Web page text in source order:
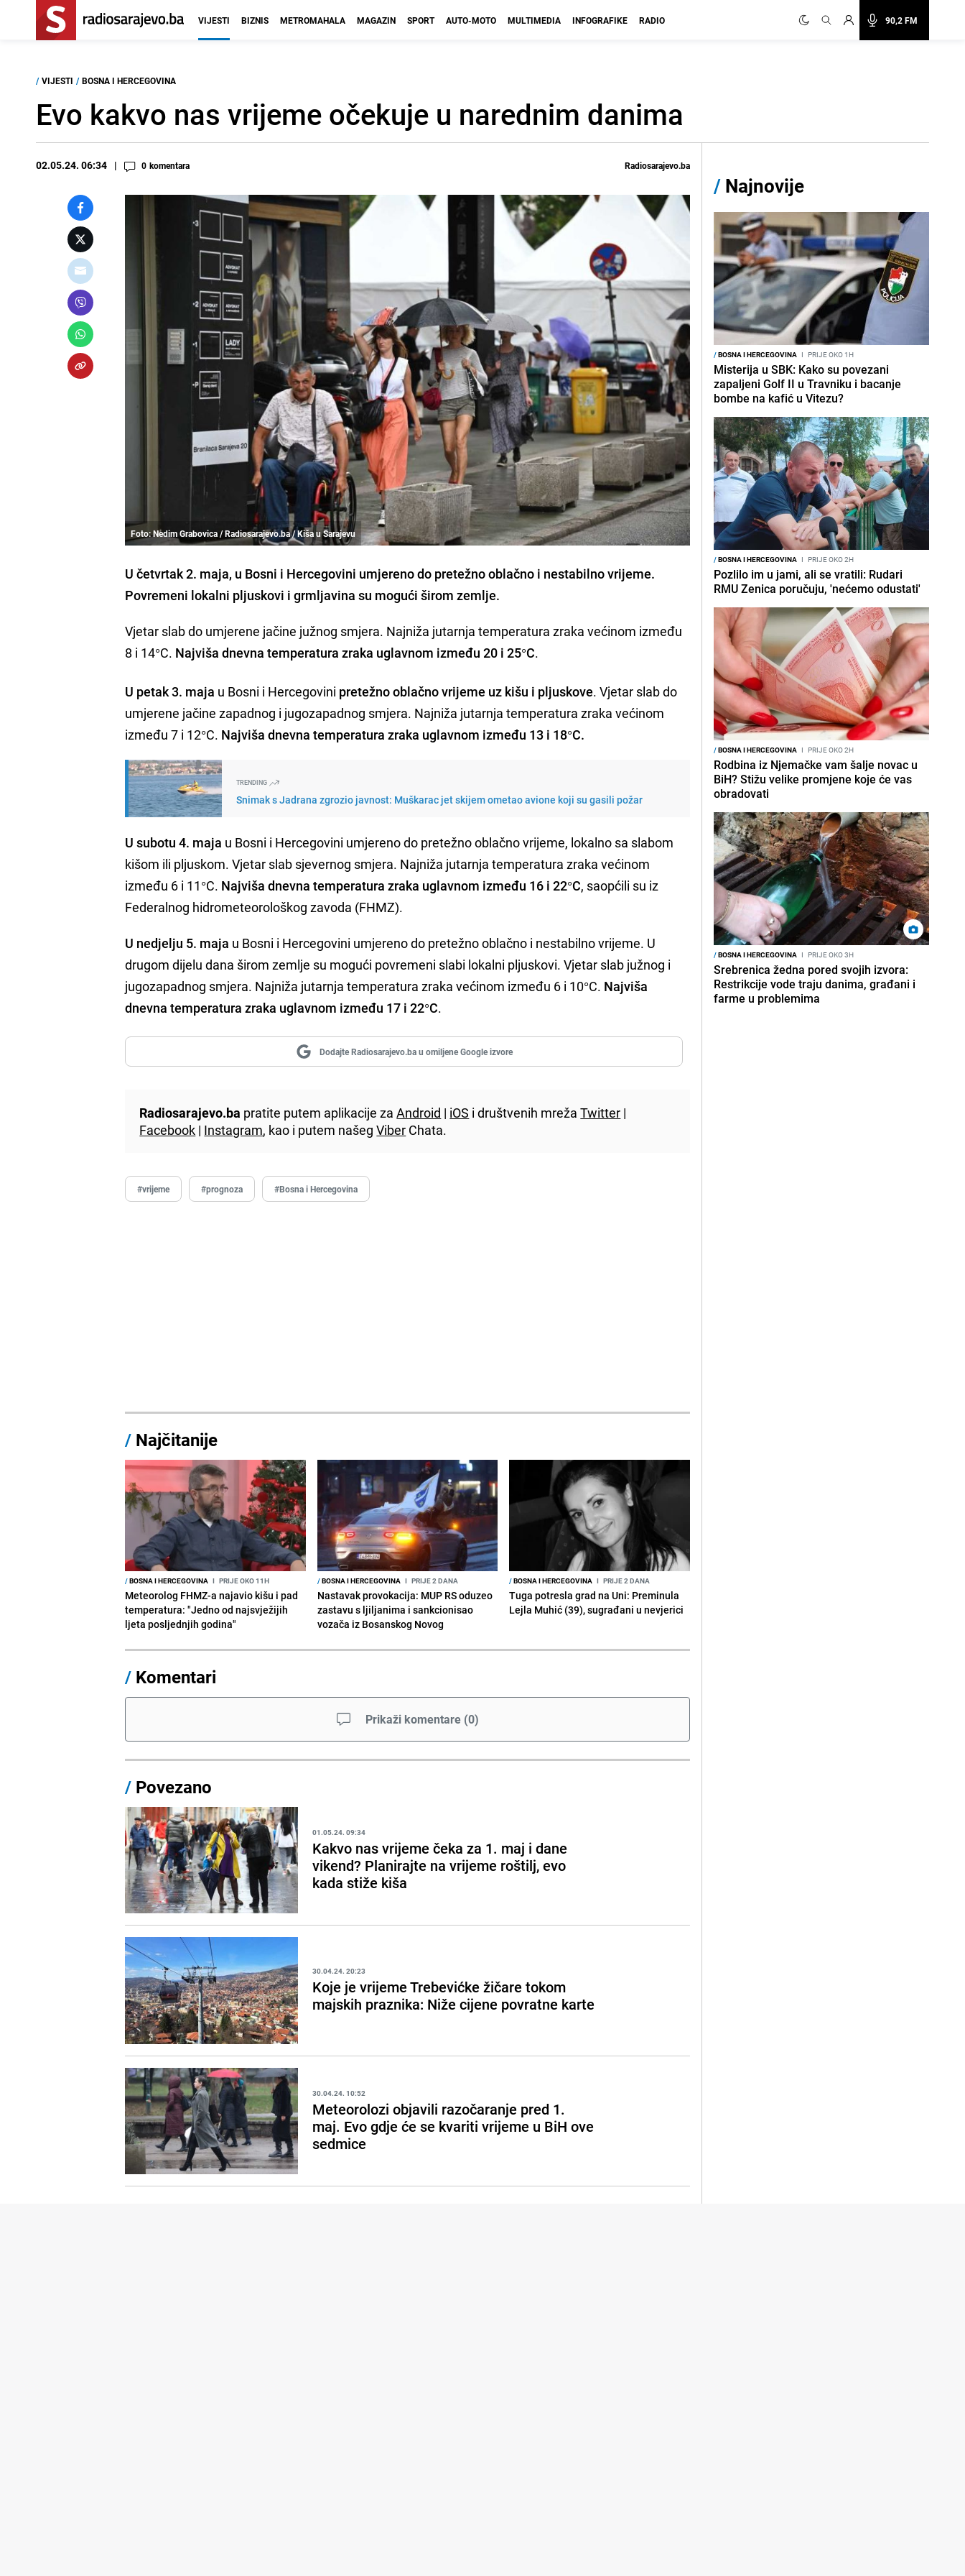
90,2 FM
VIJESTI BIZNIS METROMAHALA MAGAZIN SPORT AUTO-MOTO MULTIMEDIA INFOGRAFIKE RADIO
/ VIJESTI / BOSNA I HERCEGOVINA
Evo kakvo nas vrijeme očekuje u narednim danima
02.05.24. 06:34 0 komentara Radiosarajevo.ba
Foto: Nedim Grabovica / Radiosarajevo.ba / Kiša u Sarajevu
U četvrtak 2. maja, u Bosni i Hercegovini umjereno do pretežno oblačno i nestabilno vrijeme.
Povremeni lokalni pljuskovi i grmljavina su mogući širom zemlje.
Vjetar slab do umjerene jačine južnog smjera. Najniža jutarnja temperatura zraka većinom između
8 i 14°C. Najviša dnevna temperatura zraka uglavnom između 20 i 25°C.
U petak 3. maja u Bosni i Hercegovini pretežno oblačno vrijeme uz kišu i pljuskove. Vjetar slab do
umjerene jačine zapadnog i jugozapadnog smjera. Najniža jutarnja temperatura zraka većinom
između 7 i 12°C. Najviša dnevna temperatura zraka uglavnom između 13 i 18°C.
TRENDING
Snimak s Jadrana zgrozio javnost: Muškarac jet skijem ometao avione koji su gasili požar
U subotu 4. maja u Bosni i Hercegovini umjereno do pretežno oblačno vrijeme, lokalno sa slabom
kišom ili pljuskom. Vjetar slab sjevernog smjera. Najniža jutarnja temperatura zraka većinom
između 6 i 11°C. Najviša dnevna temperatura zraka uglavnom između 16 i 22°C, saopćili su iz
Federalnog hidrometeorološkog zavoda (FHMZ).
U nedjelju 5. maja u Bosni i Hercegovini umjereno do pretežno oblačno i nestabilno vrijeme. U
drugom dijelu dana širom zemlje su mogući povremeni slabi lokalni pljuskovi. Vjetar slab južnog i
jugozapadnog smjera. Najniža jutarnja temperatura zraka većinom između 6 i 10°C. Najviša
dnevna temperatura zraka uglavnom između 17 i 22°C.
Dodajte Radiosarajevo.ba u omiljene Google izvore
Radiosarajevo.ba pratite putem aplikacije zaAndroid | iOS i društvenih mrežaTwitter |
Facebook | Instagram, kao i putem našegViber Chata.
#vrijeme #prognoza #Bosna i Hercegovina
/ Najčitanije
/BOSNA I HERCEGOVINA I PRIJE OKO 11H
Meteorolog FHMZ-a najavio kišu i pad
temperatura: "Jedno od najsvježijih
ljeta posljednjih godina"
/BOSNA I HERCEGOVINA I PRIJE 2 DANA
Nastavak provokacija: MUP RS oduzeo
zastavu s ljiljanima i sankcionisao
vozača iz Bosanskog Novog
/BOSNA I HERCEGOVINA I PRIJE 2 DANA
Tuga potresla grad na Uni: Preminula
Lejla Muhić (39), sugrađani u nevjerici
/ Komentari
Prikaži komentare (0)
/ Povezano
01.05.24. 09:34
Kakvo nas vrijeme čeka za 1. maj i dane
vikend? Planirajte na vrijeme roštilj, evo
kada stiže kiša
30.04.24. 20:23
Koje je vrijeme Trebevićke žičare tokom
majskih praznika: Niže cijene povratne karte
30.04.24. 10:52
Meteorolozi objavili razočaranje pred 1.
maj. Evo gdje će se kvariti vrijeme u BiH ove
sedmice
/ Najnovije
/BOSNA I HERCEGOVINA I PRIJE OKO 1H
Misterija u SBK: Kako su povezani
zapaljeni Golf II u Travniku i bacanje
bombe na kafić u Vitezu?
/BOSNA I HERCEGOVINA I PRIJE OKO 2H
Pozlilo im u jami, ali se vratili: Rudari
RMU Zenica poručuju, 'nećemo odustati'
/BOSNA I HERCEGOVINA I PRIJE OKO 2H
Rodbina iz Njemačke vam šalje novac u
BiH? Stižu velike promjene koje će vas
obradovati
/BOSNA I HERCEGOVINA I PRIJE OKO 3H
Srebrenica žedna pored svojih izvora:
Restrikcije vode traju danima, građani i
farme u problemima